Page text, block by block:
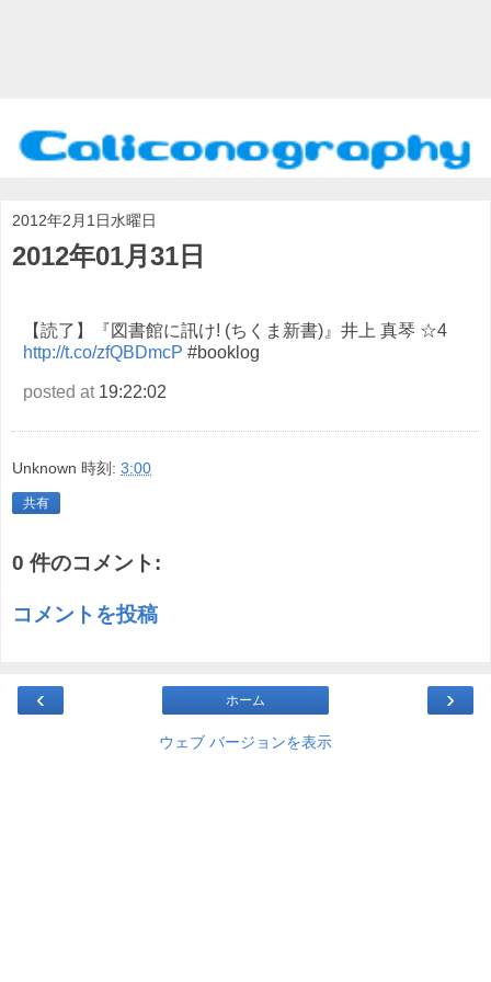
2012年2月1日水曜日
2012年01月31日
【読了】『図書館に訊け! (ちくま新書)』井上 真琴 ☆4
http://t.co/zfQBDmcP #booklog
posted at19:22:02
Unknown 時刻: 3:00
共有
0 件のコメント:
コメントを投稿
‹ ›
ホーム
ウェブ バージョンを表示